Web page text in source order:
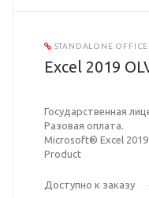
STANDALONE OFFICE
Excel 2019
Государственная
Разовая оплата.
Microsoft® Excel
Product
Доступно к заказу